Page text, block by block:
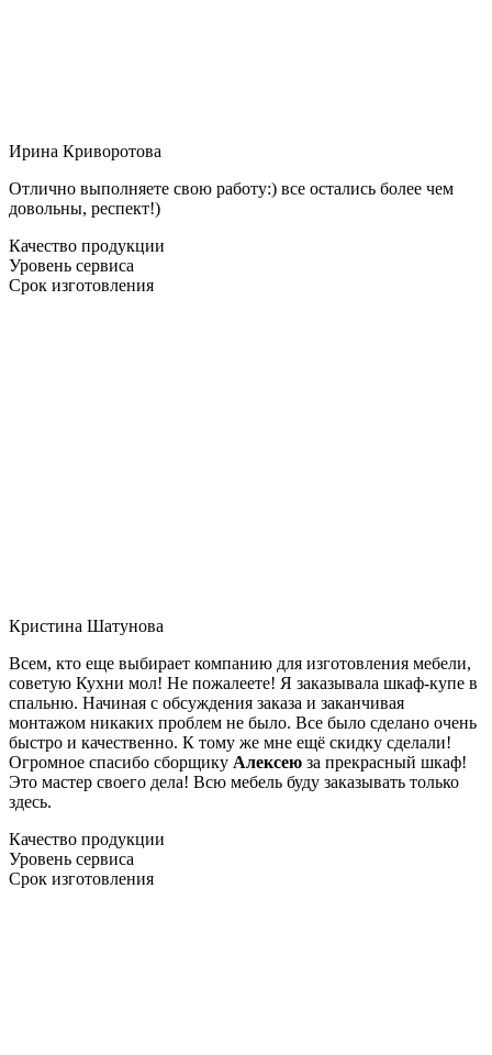
Ирина Криворотова
Отлично выполняете свою работу:) все остались более чем
довольны, респект!)
Качество продукции
Уровень сервиса
Срок изготовления
Кристина Шатунова
Всем, кто еще выбирает компанию для изготовления мебели,
советую Кухни мол! Не пожалеете! Я заказывала шкаф-купе в
спальню. Начиная с обсуждения заказа и заканчивая
монтажом никаких проблем не было. Все было сделано очень
быстро и качественно. К тому же мне ещё скидку сделали!
Огромное спасибо сборщику Алексею за прекрасный шкаф!
Это мастер своего дела! Всю мебель буду заказывать только
здесь.
Качество продукции
Уровень сервиса
Срок изготовления